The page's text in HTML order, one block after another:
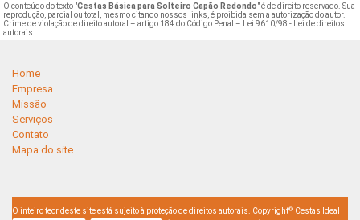
O conteúdo do texto "Cestas Básica para Solteiro Capão Redondo" é de direito reservado. Sua
reprodução, parcial ou total, mesmo citando nossos links, é proibida sem a autorização do autor.
Crime de violação de direito autoral – artigo 184 do Código Penal –
Lei 9610/98 - Lei de direitos
autorais
Home
Empresa
Missão
Serviços
Contato
Mapa do site
O inteiro teor deste site está sujeito à proteção de direitos autorais. Copyright© Cestas Ideal